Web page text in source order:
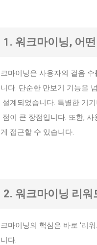
1. 워크마이닝, 어
마이닝은 사용자의 걸음
다. 단순한 만보기 기능을
설계되었습니다. 특별한 기
점이 큰 장점입니다. 또한,
접근할 수 있습니다.
2. 워크마이닝 리
마이닝의 핵심은 바로 '리
다.